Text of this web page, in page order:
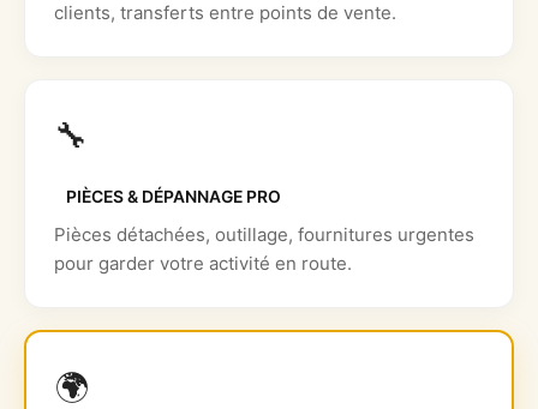
clients, transferts entre points de vente.
🔧
PIÈCES & DÉPANNAGE PRO
Pièces détachées, outillage, fournitures urgentes
pour garder votre activité en route.
🌍